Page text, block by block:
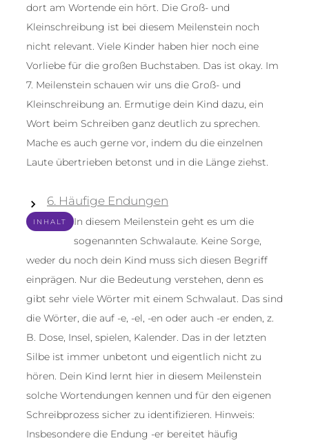
dort am Wortende ein hört. Die Groß- und
Kleinschreibung ist bei diesem Meilenstein noch
nicht relevant. Viele Kinder haben hier noch eine
Vorliebe für die großen Buchstaben. Das ist okay. Im
7. Meilenstein schauen wir uns die Groß- und
Kleinschreibung an. Ermutige dein Kind dazu, ein
Wort beim Schreiben ganz deutlich zu sprechen.
Mache es auch gerne vor, indem du die einzelnen
Laute übertrieben betonst und in die Länge ziehst.
6. Häufige Endungen
INHALT
In diesem Meilenstein geht es um die
sogenannten Schwalaute. Keine Sorge,
weder du noch dein Kind muss sich diesen Begriff
einprägen. Nur die Bedeutung verstehen, denn es
gibt sehr viele Wörter mit einem Schwalaut. Das sind
die Wörter, die auf -e, -el, -en oder auch -er enden, z.
B. Dose, Insel, spielen, Kalender. Das in der letzten
Silbe ist immer unbetont und eigentlich nicht zu
hören. Dein Kind lernt hier in diesem Meilenstein
solche Wortendungen kennen und für den eigenen
Schreibprozess sicher zu identifizieren. Hinweis:
Insbesondere die Endung -er bereitet häufig